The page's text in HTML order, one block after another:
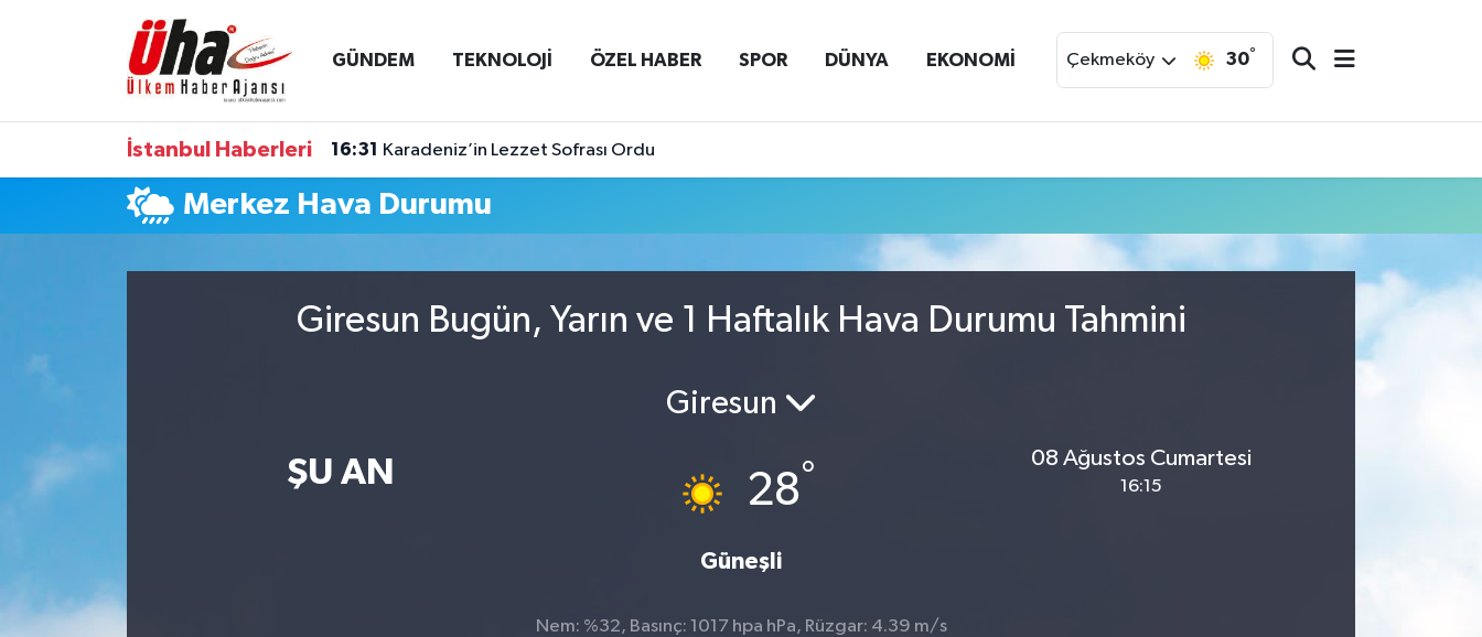
GÜNDEM TEKNOLOJİ ÖZEL HABER SPOR DÜNYA EKONOMİ Çekmeköy 30°
İstanbul Haberleri 16:31 Karadeniz’in Lezzet Sofrası Ordu
Merkez Hava Durumu
Giresun Bugün, Yarın ve 1 Haftalık Hava Durumu Tahmini
ŞU AN
Giresun
28°
Güneşli
08 Ağustos Cumartesi
16:15
Nem: %32, Basınç: 1017 hpa hPa, Rüzgar: 4.39 m/s
İstanbul Nöbetçi Eczaneler
İstanbul Hava Durumu
İstanbul Namaz Vakitleri
Süper Lig Puan Durumu ve Fikstür